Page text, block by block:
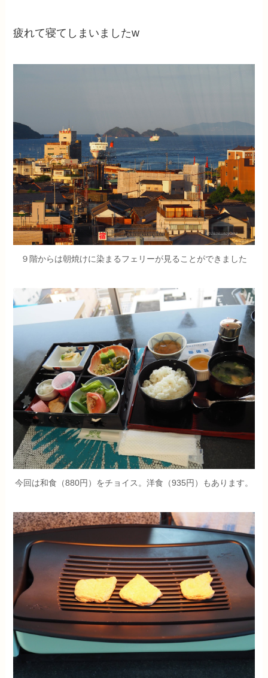
疲れて寝てしまいましたw
９階からは朝焼けに染まるフェリーが見ることができました
今回は和食（880円）をチョイス。洋食（935円）もあります。